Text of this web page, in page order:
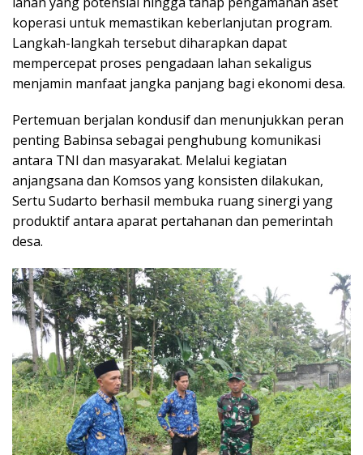
koperasi untuk memastikan keberlanjutan program.
Langkah-langkah tersebut diharapkan dapat
mempercepat proses pengadaan lahan sekaligus
menjamin manfaat jangka panjang bagi ekonomi desa.
Pertemuan berjalan kondusif dan menunjukkan peran
penting Babinsa sebagai penghubung komunikasi
antara TNI dan masyarakat. Melalui kegiatan
anjangsana dan Komsos yang konsisten dilakukan,
Sertu Sudarto berhasil membuka ruang sinergi yang
produktif antara aparat pertahanan dan pemerintah
desa.